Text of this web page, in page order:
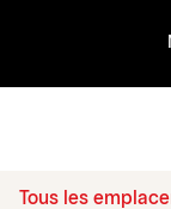
Tous les